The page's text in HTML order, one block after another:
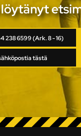
238 6599 (Ark. 8 - 16)
tästä